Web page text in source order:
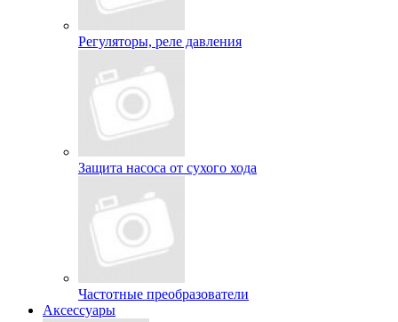
Регуляторы, реле давления
Защита насоса от сухого хода
Частотные преобразователи
Аксессуары